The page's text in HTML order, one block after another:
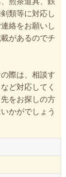
類等に対応し
絡をお願いし
があるのでチ
際は、相談す
ど対応してく
をお探しの方
かがでしょう